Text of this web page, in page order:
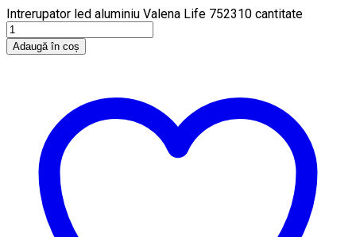
Intrerupator led aluminiu Valena Life 752310 cantitate
Adaugă în coș